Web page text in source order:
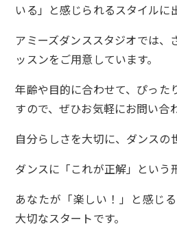
いる」と感じられるスタイルに
アミーズダンススタジオでは、
ッスンをご用意しています。
年齢や目的に合わせて、ぴった
すので、ぜひお気軽にお問い合
自分らしさを大切に、ダンスの
ダンスに「これが正解」という
あなたが「楽しい！」と感じ
大切なスタートです。